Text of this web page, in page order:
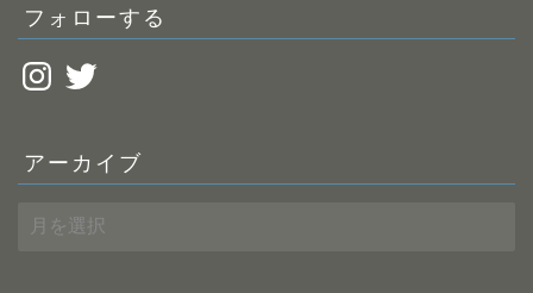
フォローする
Instagram
Twitter
アーカイブ
ー